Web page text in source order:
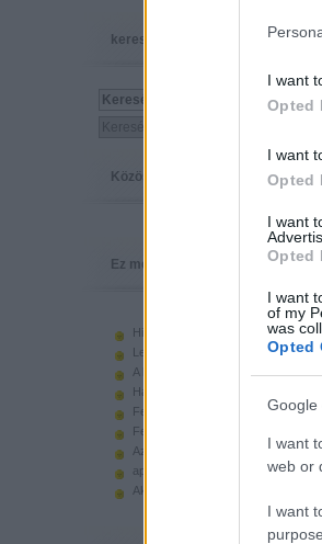
I want
Opted
I want
Opted
I want
Opted
I want
of my
was
Opted
Google
I want
web or
I want
keresés
Közösség
Ez megy
Hiányzó elemek beszerzése
Legoland Németország 2010
A kastélyok képes története
Használt legót piacról
Feltörjük a legó ugart
Fehérítsd ki!
Az Indiana Jones készletek
apró. hirdetés.
Akciók, újdonságok a polcon,